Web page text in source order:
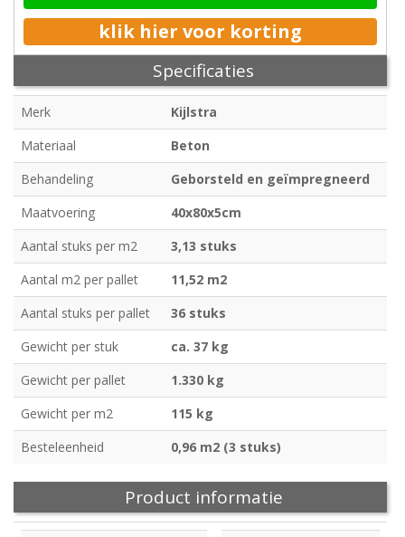
klik hier voor korting
Specificaties
Merk
Kijlstra
Materiaal
Beton
Behandeling
Geborsteld en geïmpregneerd
Maatvoering
40x80x5cm
Aantal stuks per m2
3,13 stuks
Aantal m2 per pallet
11,52 m2
Aantal stuks per pallet
36 stuks
Gewicht per stuk
ca. 37 kg
Gewicht per pallet
1.330 kg
Gewicht per m2
115 kg
Besteleenheid
0,96 m2 (3 stuks)
Product informatie